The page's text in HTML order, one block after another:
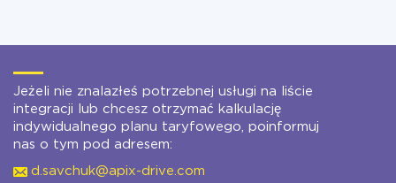
Jeżeli nie znalazłeś potrzebnej usługi na liście
integracji lub chcesz otrzymać kalkulację
indywidualnego planu taryfowego, poinformuj
nas o tym pod adresem:
d.savchuk@apix-drive.com